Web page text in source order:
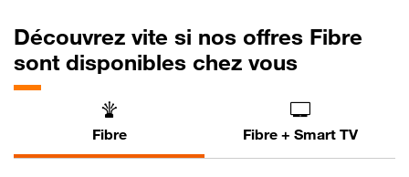
Découvrez vite si nos offres Fibre
sont disponibles chez vous
Fibre Fibre + Smart TV